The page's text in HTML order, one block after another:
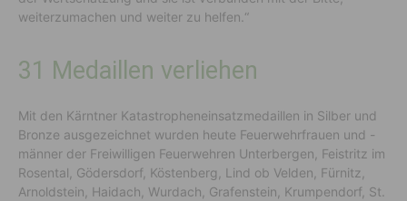
weiterzumachen und weiter zu helfen.“
31 Medaillen verliehen
Mit den Kärntner Katastropheneinsatzmedaillen in Silber und
Bronze ausgezeichnet wurden heute Feuerwehrfrauen und -
männer der Freiwilligen Feuerwehren Unterbergen, Feistritz im
Rosental, Gödersdorf, Köstenberg, Lind ob Velden, Fürnitz,
Arnoldstein, Haidach, Wurdach, Grafenstein, Krumpendorf, St.